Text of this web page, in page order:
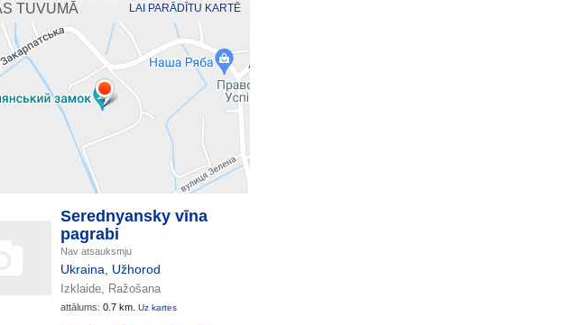
TUVUMĀ LAI PARĀDĪTU KARTĒ
Serednyansky vīna
pagrabi
Nav atsauksmju
Ukraina Užhorod
Izklaide, Ražošana
attālums: 0.7 km. Uz kartes